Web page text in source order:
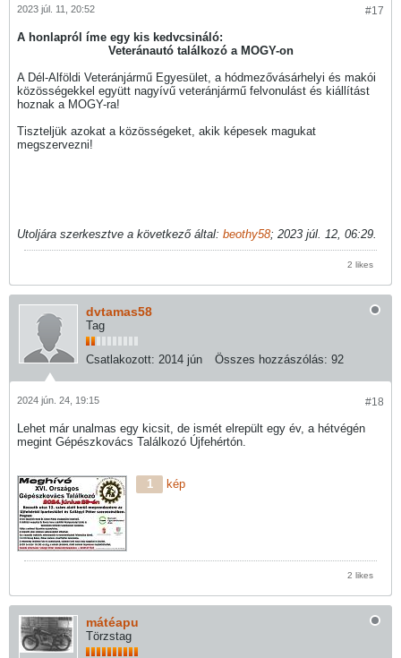
#17
2023 júl. 11, 20:52
A honlapról íme egy kis kedvcsináló:
Veteránautó találkozó a MOGY-on
A Dél-Alföldi Veteránjármű Egyesület, a hódmezővásárhelyi és makói
közösségekkel együtt nagyívű veteránjármű felvonulást és kiállítást
hoznak a MOGY-ra!
Tiszteljük azokat a közösségeket, akik képesek magukat
megszervezni!
Utoljára szerkesztve a következő által: beothy58; 2023 júl. 12, 06:29
2 likes
dvtamas58
Tag
Csatlakozott: 2014 jún Összes hozzászólás: 92
#18
2024 jún. 24, 19:15
Lehet már unalmas egy kicsit, de ismét elrepült egy év, a hétvégén
megint Gépészkovács Találkozó Újfehértón.
1 kép
2 likes
mátéapu
Törzstag